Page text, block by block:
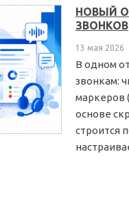
НОВЫЙ
ЗВОНКОВ
13 мая 2026
В одном
звонкам:
маркеров
основе
строится